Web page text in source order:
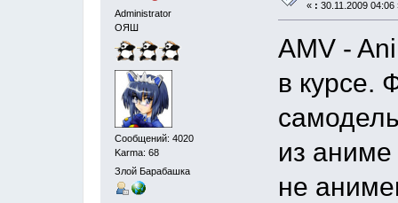
Administrator
ОЯШ
Сообщений: 4020
Karma: 68
Злой Барабашка
« : 30.11.2009 04:06
AMV -
в курсе.
из аниме
не